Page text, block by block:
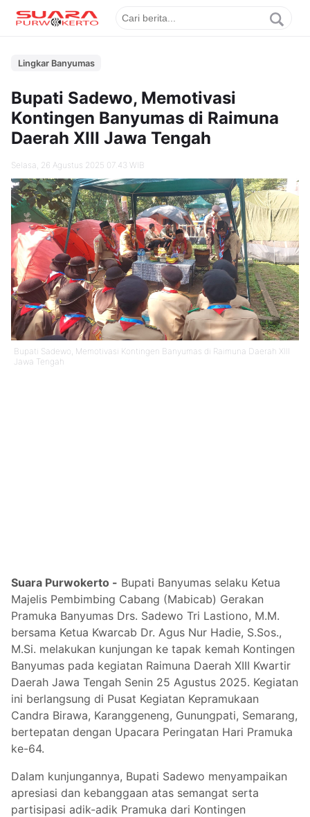
Lingkar Banyumas
Bupati Sadewo, Memotivasi
Kontingen Banyumas di Raimuna
Daerah XIII Jawa Tengah
Selasa, 26 Agustus 2025 07.43 WIB
Bupati Sadewo, Memotivasi Kontingen Banyumas di Raimuna Daerah XIII
Jawa Tengah
Suara Purwokerto - Bupati Banyumas selaku Ketua
Majelis Pembimbing Cabang (Mabicab) Gerakan
Pramuka Banyumas Drs. Sadewo Tri Lastiono, M.M.
bersama Ketua Kwarcab Dr. Agus Nur Hadie, S.Sos.,
M.Si. melakukan kunjungan ke tapak kemah Kontingen
Banyumas pada kegiatan Raimuna Daerah XIII Kwartir
Daerah Jawa Tengah Senin 25 Agustus 2025. Kegiatan
ini berlangsung di Pusat Kegiatan Kepramukaan
Candra Birawa, Karanggeneng, Gunungpati, Semarang,
bertepatan dengan Upacara Peringatan Hari Pramuka
ke-64.
Dalam kunjungannya, Bupati Sadewo menyampaikan
apresiasi dan kebanggaan atas semangat serta
partisipasi adik-adik Pramuka dari Kontingen